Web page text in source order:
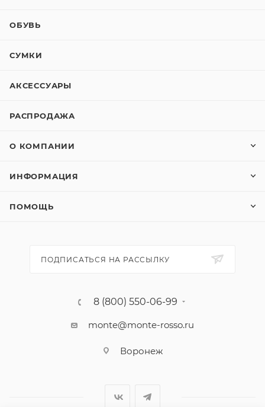
ОБУВЬ
СУМКИ
АКСЕССУАРЫ
РАСПРОДАЖА
О КОМПАНИИ
ИНФОРМАЦИЯ
ПОМОЩЬ
ПОДПИСАТЬСЯ НА РАССЫЛКУ
8 (800) 550-06-99
monte@monte-rosso.ru
Воронеж